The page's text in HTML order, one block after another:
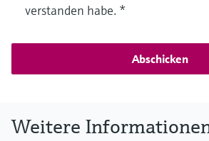
verstanden habe. *
Abschicken
Weitere